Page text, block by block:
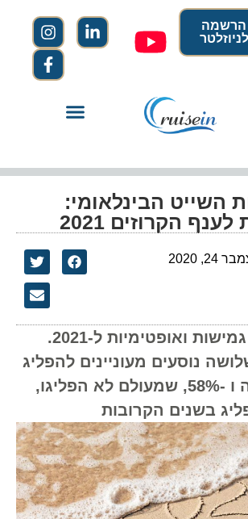
השייט הבינלאומי:
הקרוזים 2021
הדו"ח מראה גמישות ואופטימיות ל-2021.
נוסעים מעוניינים להפליג
בשנה הקרובה ו -58%, שמעולם לא הפליגו,
בשנים הקרובות